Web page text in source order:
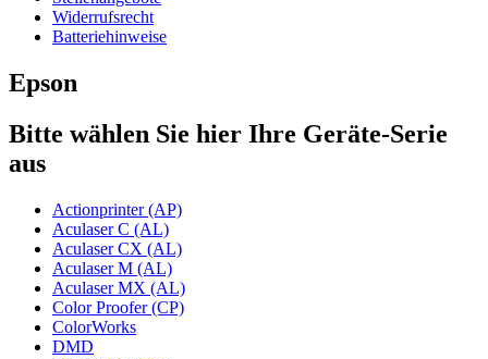
Widerrufsrecht
Batteriehinweise
Epson
Bitte wählen Sie hier Ihre Geräte-Serie
aus
Actionprinter (AP)
Aculaser C (AL)
Aculaser CX (AL)
Aculaser M (AL)
Aculaser MX (AL)
Color Proofer (CP)
ColorWorks
DMD